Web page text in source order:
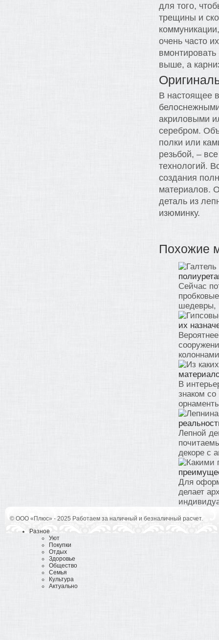
для того,
трещины и
очень часто
выше, а
В настоящее
акриловыми
серебром.
полки или
резьбой, –
технологий.
создания
материалов.
деталь из
изюминку.
Похожие
Сейчас
шедевры,
их
В
знаком
Лепной
декоре с
Для
делает
© ООО «Плюс» - 2025 Работаем за наличный и безналичный расчет.
Разное
Уют
Покупки
Отдых
Здоровье
Общество
Семья
Культура
Актуально